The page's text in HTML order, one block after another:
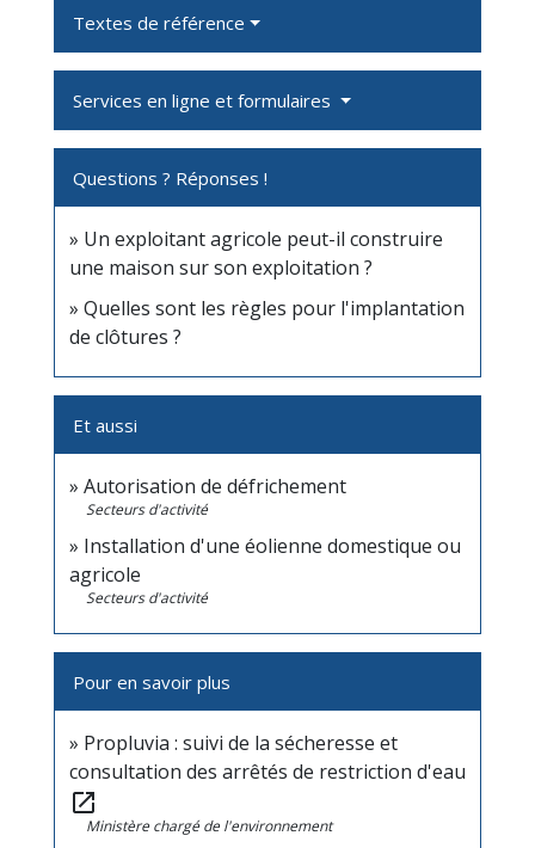
Textes de référence
Services en ligne et formulaires
Questions ? Réponses !
Un exploitant agricole peut-il construire
une maison sur son exploitation ?
Quelles sont les règles pour l'implantation
de clôtures ?
Et aussi
Autorisation de défrichement
Secteurs d'activité
Installation d'une éolienne domestique ou
agricole
Secteurs d'activité
Pour en savoir plus
Propluvia : suivi de la sécheresse et
consultation des arrêtés de restriction d'eau
open_in_new
Ministère chargé de l'environnement